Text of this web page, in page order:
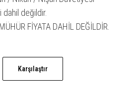
₺ 2.425,00.
dahil değildir.
FİYATA DAHİL DEĞİLDİR.
Karşılaştır